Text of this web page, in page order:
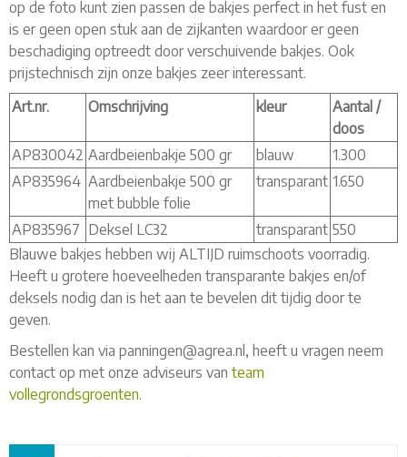
op de foto kunt zien passen de bakjes perfect in het fust en
is er geen open stuk aan de zijkanten waardoor er geen
beschadiging optreedt door verschuivende bakjes. Ook
prijstechnisch zijn onze bakjes zeer interessant.
Art.nr.
Omschrijving kleur
Aantal /
doos
AP830042 Aardbeienbakje 500 gr blauw
1.300
AP835964 Aardbeienbakje 500 gr
met bubble folie
transparant 1.650
AP835967 Deksel LC32 transparant 550
Blauwe bakjes hebben wij ALTIJD ruimschoots voorradig.
Heeft u grotere hoeveelheden transparante bakjes en/of
deksels nodig dan is het aan te bevelen dit tijdig door te
geven.
Bestellen kan via panningen@agrea.nl, heeft u vragen neem
contact op met onze adviseurs van team
vollegrondsgroenten.